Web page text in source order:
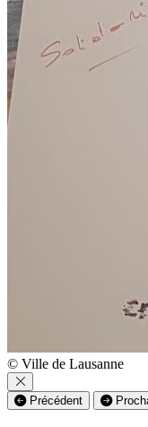
© Ville de Lausanne
Précédent